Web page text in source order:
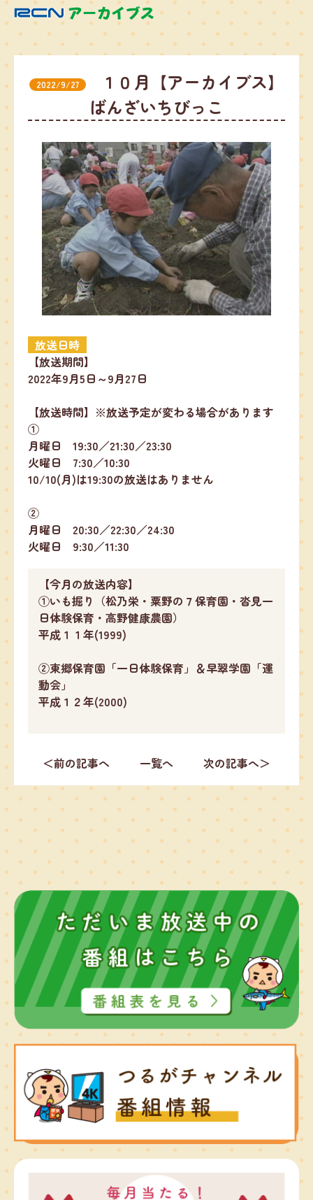
2022/9/27
１０月【アーカイブス】
ばんざいちびっこ
放送日時
【放送期間】
2022年9月5日～9月27日
【放送時間】※放送予定が変わる場合があります
①
月曜日 19:30／21:30／23:30
火曜日 7:30／10:30
10/10(月)は19:30の放送はありません
②
月曜日 20:30／22:30／24:30
火曜日 9:30／11:30
【今月の放送内容】
①いも掘り（松乃栄・粟野の７保育園・沓見一
日体験保育・高野健康農園）
平成１１年(1999)
②東郷保育園「一日体験保育」＆早翠学園「運
動会」
平成１２年(2000)
＜前の記事へ 一覧へ 次の記事へ＞